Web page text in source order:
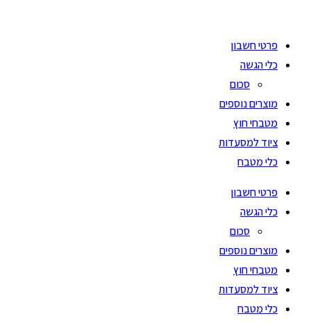
content
פרטי חשבון
כלי הגשה
סכום
מוצרים נוספים
מטבחי חוץ
ציוד למסעדות
כלי מטבח
פרטי חשבון
כלי הגשה
סכום
מוצרים נוספים
מטבחי חוץ
ציוד למסעדות
כלי מטבח